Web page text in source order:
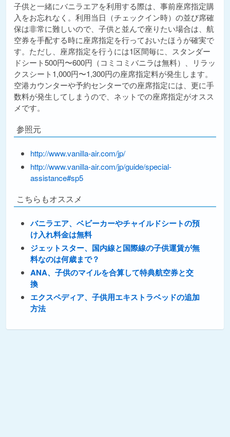
子供と一緒にバニラエアを利用する際は、事前座席指定購
入をお忘れなく。利用当日（チェックイン時）の並び席確
保は非常に難しいので、子供と並んで座りたい場合は、航
空券を手配する時に座席指定を行っておいたほうが確実で
す。ただし、座席指定を行うには1区間毎に、スタンダー
ドシート500円〜600円（コミコミバニラは無料）、リラッ
クスシート1,000円〜1,300円の座席指定料が発生します。
空港カウンターや予約センターでの座席指定には、更に手
数料が発生してしまうので、ネットでの座席指定がオスス
メです。
参照元
http://www.vanilla-air.com/jp/
http://www.vanilla-air.com/jp/guide/special-
assistance#sp5
こちらもオススメ
バニラエア、ベビーカーやチャイルドシートの預
け入れ料金は無料
ジェットスター、国内線と国際線の子供運賃が無
料なのは何歳まで？
ANA、子供のマイルを合算して特典航空券と交
換
エクスペディア、子供用エキストラベッドの追加
方法